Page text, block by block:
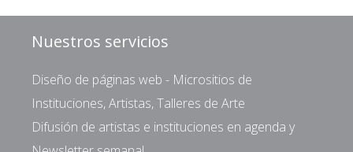
Nuestros servicios
Diseño de páginas web - Micrositios de
Instituciones, Artistas, Talleres de Arte
Difusión de artistas e instituciones en agenda y